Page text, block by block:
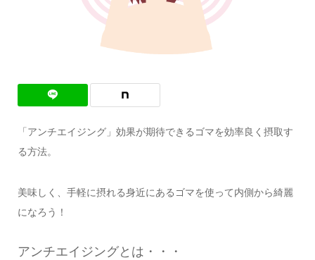
「アンチエイジング」効果が期待できるゴマを効率良く摂取す
る方法。
美味しく、手軽に摂れる身近にあるゴマを使って内側から綺麗
になろう！
アンチエイジングとは・・・